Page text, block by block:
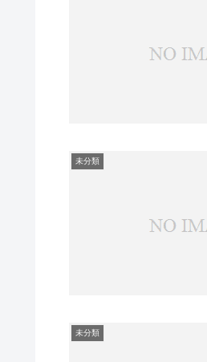
未分類
未分類